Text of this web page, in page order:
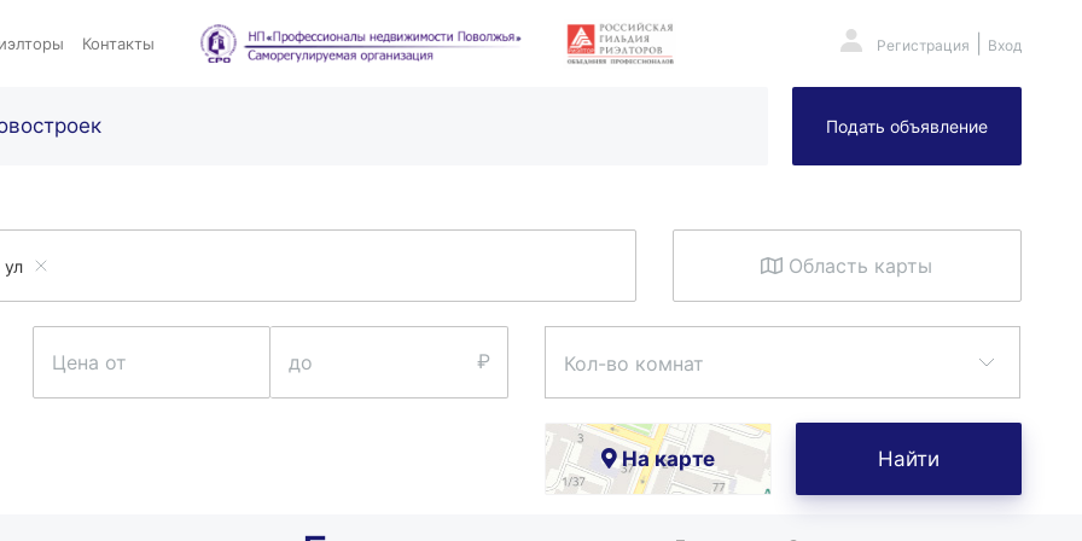
Контакты Регистрация Вход
Подать объявление
Область карты
Кол-во комнат
На карте Найти